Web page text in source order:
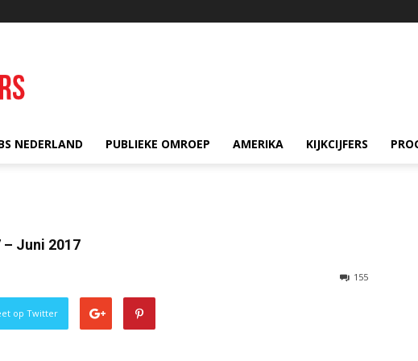
NEDERLAND PUBLIEKE OMROEP AMERIKA KIJKCIJFERS
Juni 2017
155
op Twitter